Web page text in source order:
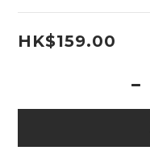
HK$159.00